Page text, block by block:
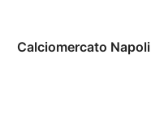
Calciomercato Napoli